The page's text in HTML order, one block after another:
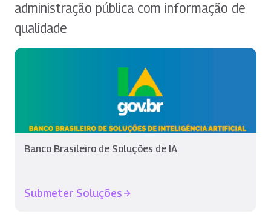
administração pública com informação de
qualidade
Banco Brasileiro de Soluções de IA
Submeter Soluções